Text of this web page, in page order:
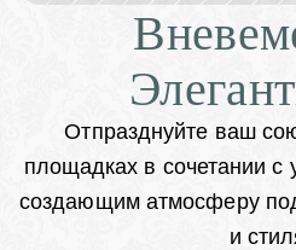
Отпразднуйте ваш
площадках в сочетании с
создающим атмосферу
и